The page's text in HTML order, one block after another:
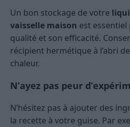
Un bon stockage de votre
vaisselle maison est
qualité et son efficacité.
récipient hermétique à l’abri
chaleur.
N’ayez pas peur
N’hésitez pas à ajouter des
la recette à votre guise. Par